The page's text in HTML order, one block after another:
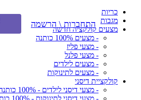
כריות
מגבות
מצעים קולקציה חדשה
- מצעים 100% כותנה
- מצעי פליז
- מצעי פלנל
- מצעים לילדים
- מצעים לתינוקות
קולקציית דיסני
- מצעי דיסני לילדים - 100% כותנה
- מצעי דיסני לתינוקות - 100% כותנה
התחברות \ הרשמה